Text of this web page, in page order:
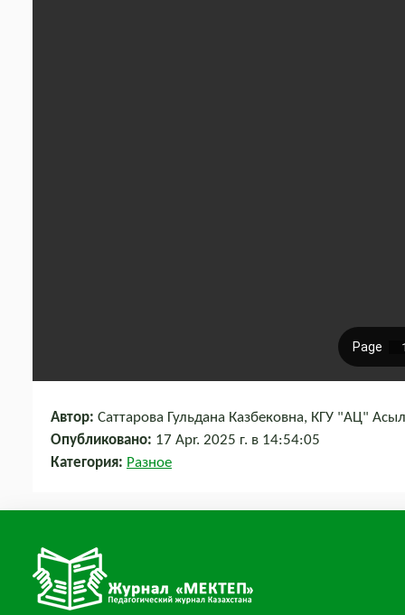
Автор: Саттарова Гульдана Казбековна, КГУ "АЦ"
Опубликовано: 17 Apr. 2025 г. в 14:54:05
Категория: Разное